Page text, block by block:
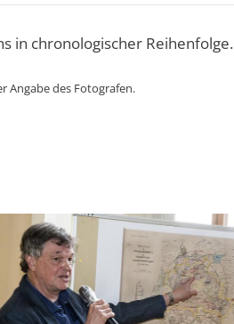
in chronologischer Reihenfolge.
Angabe des Fotografen.